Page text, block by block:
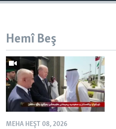
Hemî Beş
MEHA HEŞT 08, 2026